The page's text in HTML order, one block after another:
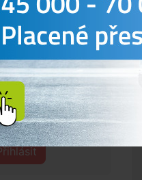
Zdravotně
Tóthová,
Budějovic